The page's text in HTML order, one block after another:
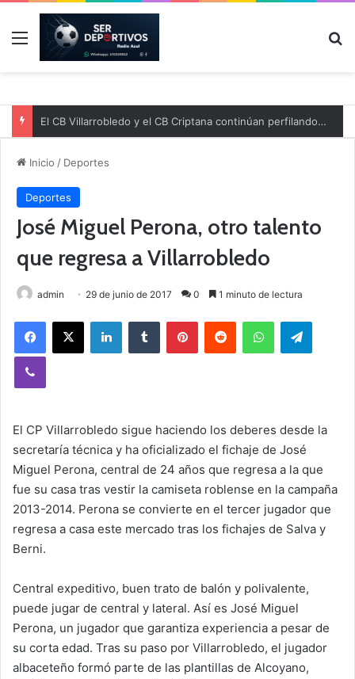
Menú
El CB Villarrobledo y el CB Criptana continúan perfilando sus plantillas
Inicio / Deportes
Deportes
José Miguel Perona, otro talento
que regresa a Villarrobledo
admin 29 de junio de 2017 0 1 minuto de lectura
El CP Villarrobledo sigue haciendo los deberes desde la
secretaría técnica y ha oficializado el fichaje de José
Miguel Perona, central de 24 años que regresa a la que
fue su casa tras vestir la camiseta roblense en la campaña
2013-2014. Perona se convierte en el tercer jugador que
regresa a casa este mercado tras los fichajes de Salva y
Berni.
Central expeditivo, buen trato de balón y polivalente,
puede jugar de central y lateral. Así es José Miguel
Perona, un jugador que garantiza experiencia a pesar de
su corta edad. Tras su paso por Villarrobledo, el jugador
albaceteño formó parte de las plantillas de Alcoyano,